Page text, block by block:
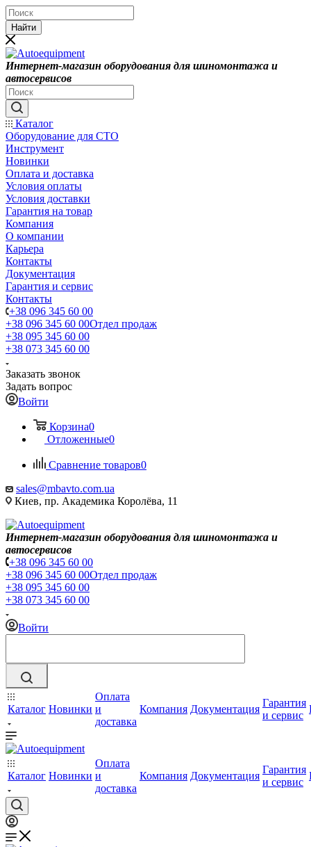
Найти
Интернет-магазин оборудования для шиномонтажа и
автосервисов
Каталог
Оборудование для СТО
Инструмент
Новинки
Оплата и доставка
Условия оплаты
Условия доставки
Гарантия на товар
Компания
О компании
Карьера
Контакты
Документация
Гарантия и сервис
Контакты
+38 096 345 60 00
+38 096 345 60 00Отдел продаж
+38 095 345 60 00
+38 073 345 60 00
Заказать звонок
Задать вопрос
Войти
Корзина0
Отложенные0
Сравнение товаров0
sales@mbavto.com.ua
Киев, пр. Академика Королёва, 11
Интернет-магазин оборудования для шиномонтажа и
автосервисов
+38 096 345 60 00
+38 096 345 60 00Отдел продаж
+38 095 345 60 00
+38 073 345 60 00
Войти
Каталог Новинки
Оплата
и
доставка
Компания Документация
Гарантия
и сервис
Каталог Новинки
Оплата
и
доставка
Компания Документация
Гарантия
и сервис